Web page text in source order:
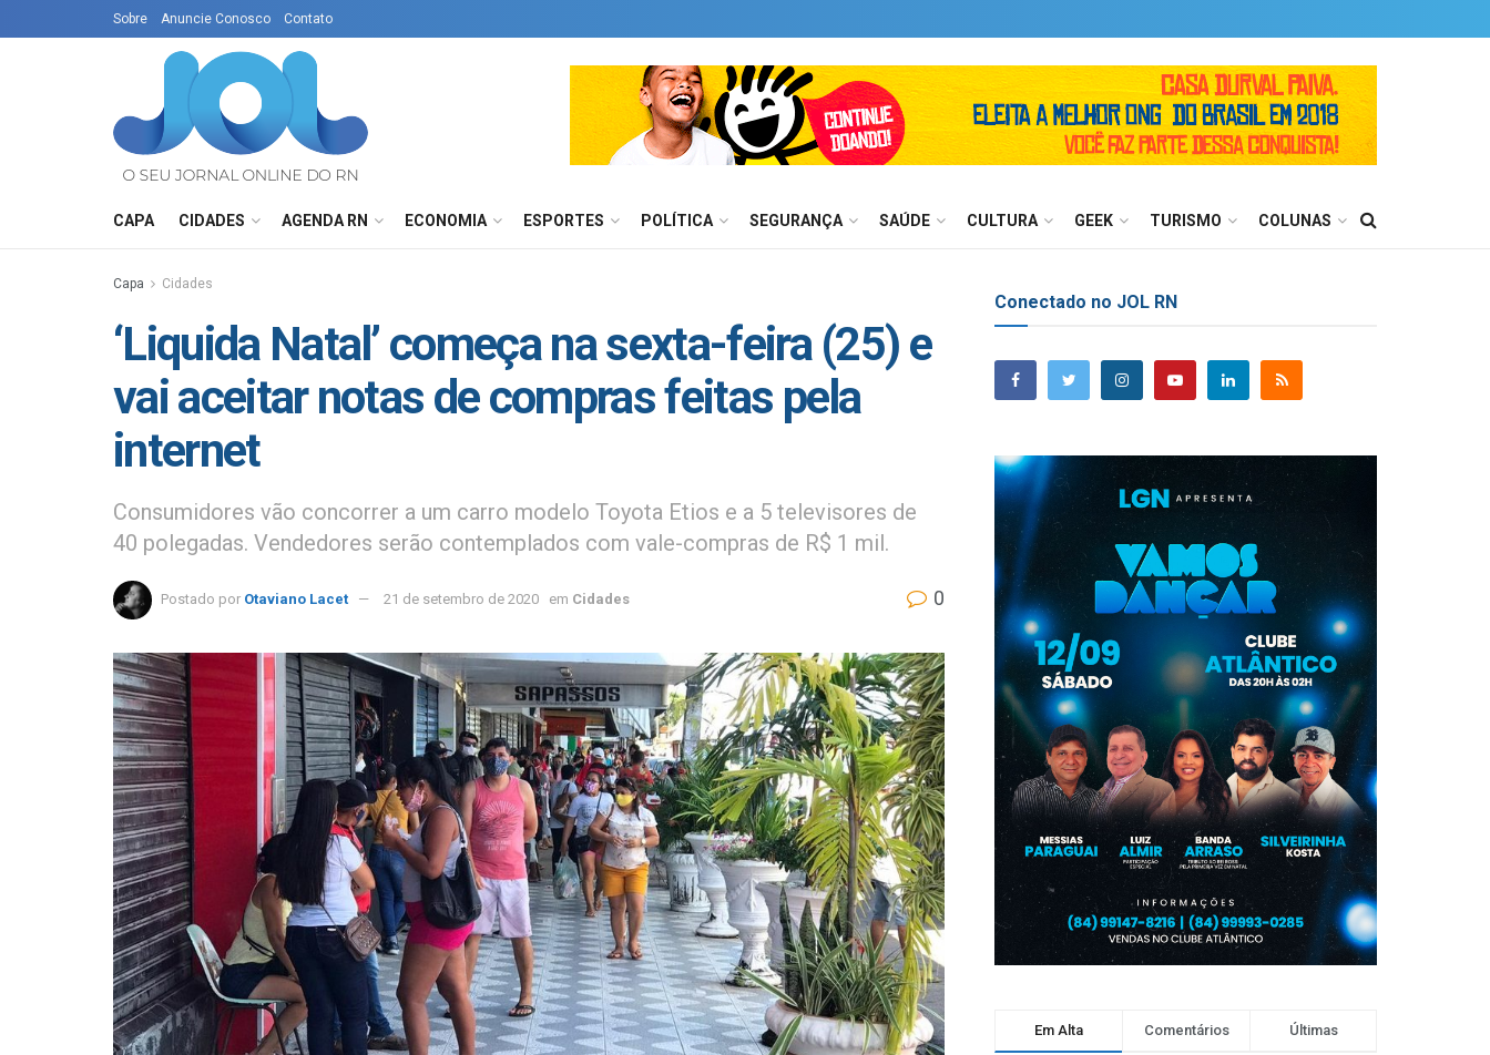
Sobre Anuncie Conosco Contato
CAPA CIDADES AGENDA RN ECONOMIA ESPORTES POLÍTICA SEGURANÇA SAÚDE CULTURA GEEK TURISMO COLUNAS
Capa Cidades
‘Liquida Natal’ começa na sexta-feira (25) e
vai aceitar notas de compras feitas pela
internet
Consumidores vão concorrer a um carro modelo Toyota Etios e a 5 televisores de
40 polegadas. Vendedores serão contemplados com vale-compras de R$ 1 mil.
Postado por Otaviano Lacet 21 de setembro de 2020 em Cidades 0
Conectado no JOL RN
Em Alta Comentários Últimas